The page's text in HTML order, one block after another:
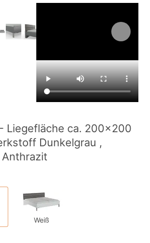
Liegefläche ca. 200x200
Dunkelgrau ,
Weiß